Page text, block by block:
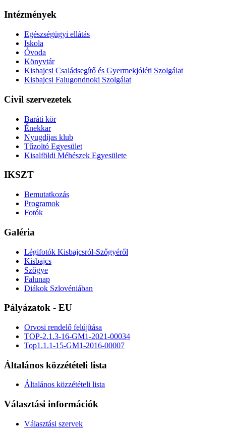
Intézmények
Egészségügyi ellátás
Iskola
Óvoda
Könyvtár
Kisbajcsi Családsegítő és Gyermekjóléti Szolgálat
Kisbajcsi Falugondnoki Szolgálat
Civil szervezetek
Baráti kör
Énekkar
Nyugdíjas klub
Tűzoltó Egyesület
Kisalföldi Méhészek Egyesülete
IKSZT
Bemutatkozás
Programok
Fotók
Galéria
Légifotók Kisbajcsról-Szőgyéről
Kisbajcs
Szőgye
Falunap
Diákok Szlovéniában
Pályázatok - EU
Orvosi rendelő felújítása
TOP-2.1.3-16-GM1-2021-00034
Top1.1.1-15-GM1-2016-00007
Általános közzétételi lista
Általános közzétételi lista
Választási információk
Választási szervek